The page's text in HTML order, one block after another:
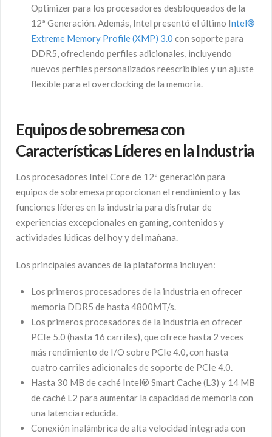
Optimizer para los procesadores desbloqueados de la
12ª Generación. Además, Intel presentó el último Intel®
Extreme Memory Profile (XMP) 3.0 con soporte para
DDR5, ofreciendo perfiles adicionales, incluyendo
nuevos perfiles personalizados reescribibles y un ajuste
flexible para el overclocking de la memoria.
Equipos de sobremesa con
Características Líderes en la Industria
Los procesadores Intel Core de 12ª generación para
equipos de sobremesa proporcionan el rendimiento y las
funciones líderes en la industria para disfrutar de
experiencias excepcionales en gaming, contenidos y
actividades lúdicas del hoy y del mañana.
Los principales avances de la plataforma incluyen:
Los primeros procesadores de la industria en ofrecer
memoria DDR5 de hasta 4800MT/s.
Los primeros procesadores de la industria en ofrecer
PCIe 5.0 (hasta 16 carriles), que ofrece hasta 2 veces
más rendimiento de I/O sobre PCIe 4.0, con hasta
cuatro carriles adicionales de soporte de PCIe 4.0.
Hasta 30 MB de caché Intel® Smart Cache (L3) y 14 MB
de caché L2 para aumentar la capacidad de memoria con
una latencia reducida.
Conexión inalámbrica de alta velocidad integrada con